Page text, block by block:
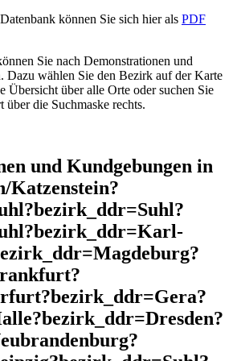
können Sie sich hier als PDF
Sie nach Demonstrationen und
Dazu wählen Sie den Bezirk auf der Karte
Übersicht über alle Orte oder suchen Sie
über die Suchmaske rechts.
und Kundgebungen in
Katzenstein?